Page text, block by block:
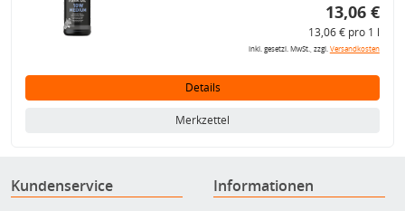
13,06 €
13,06 € pro 1 l
inkl. gesetzl. MwSt., zzgl.Versandkosten
Details
Merkzettel
Kundenservice Informationen